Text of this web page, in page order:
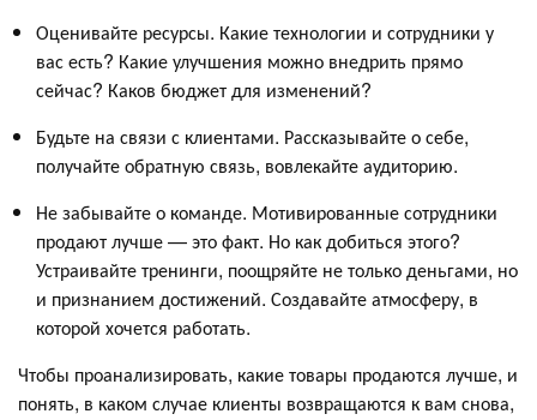
Оценивайте ресурсы. Какие технологии и сотрудники у
вас есть? Какие улучшения можно внедрить прямо
сейчас? Каков бюджет для изменений?
Будьте на связи с клиентами. Рассказывайте о себе,
получайте обратную связь, вовлекайте аудиторию.
Не забывайте о команде. Мотивированные сотрудники
продают лучше — это факт. Но как добиться этого?
Устраивайте тренинги, поощряйте не только деньгами, но
и признанием достижений. Создавайте атмосферу, в
которой хочется работать.
Чтобы проанализировать, какие товары продаются лучше, и
понять, в каком случае клиенты возвращаются к вам снова,